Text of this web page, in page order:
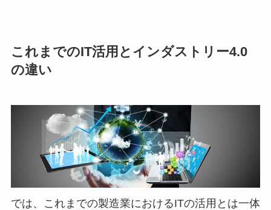
これまでのIT活用とインダストリー4.0
の違い
では、これまでの製造業におけるITの活用とは一体